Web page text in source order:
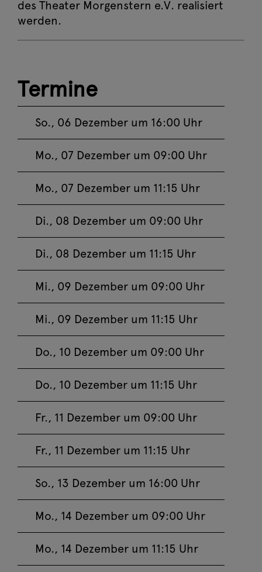
Di, 15. Dezember
Di, 15. Dezember
2026 11:15
Ein Weihnachtslied
Mi, 16. Dezember
2026 09:00
Jetzt buchen
Ein Weihnachtslied
Mi, 16. Dezember
2026 11:15
Do, 17. Dezember
Jetzt buchen
Ein Weihnachtslied
2026 11:15
Ein Weihnachtslied
Fr, 18. Dezember
2026 09:00
Jetzt buchen
Ein Weihnachtslied
Fr, 18. Dezember
2026 11:15
Ein Weihnachtslied
So, 20. Dezember
2026 16:00
Jetzt buchen
Ein Weihnachtslied
Mo, 21. Dezember
2026 09:00
Jetzt buchen
des Theater Morgenstern e.V. realisiert
werden.
Termine
So., 06 Dezember um 16:00 Uhr
Mo., 07 Dezember um 09:00 Uhr
Mo., 07 Dezember um 11:15 Uhr
Di., 08 Dezember um 09:00 Uhr
Di., 08 Dezember um 11:15 Uhr
Mi., 09 Dezember um 09:00 Uhr
Mi., 09 Dezember um 11:15 Uhr
Do., 10 Dezember um 09:00 Uhr
Do., 10 Dezember um 11:15 Uhr
Fr., 11 Dezember um 09:00 Uhr
Fr., 11 Dezember um 11:15 Uhr
So., 13 Dezember um 16:00 Uhr
Mo., 14 Dezember um 09:00 Uhr
Mo., 14 Dezember um 11:15 Uhr